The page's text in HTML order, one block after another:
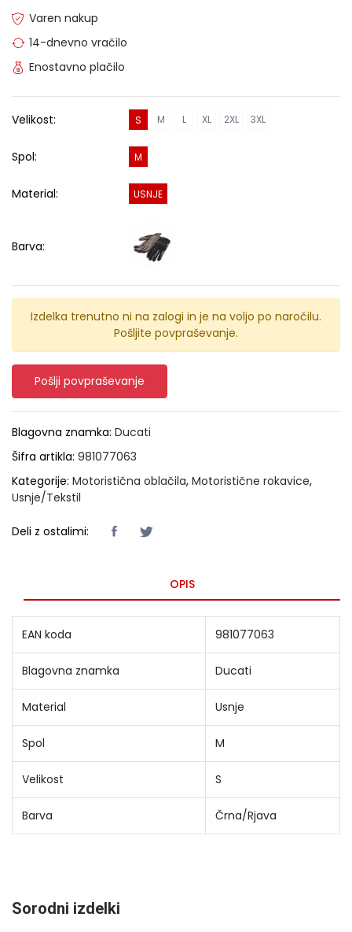
Varen nakup
14-dnevno vračilo
Enostavno plačilo
Velikost: S M L XL 2XL 3XL
Spol: M
Material: USNJE
Barva:
Izdelka trenutno ni na zalogi in je na voljo po naročilu.
Pošljite povpraševanje.
Pošlji povpraševanje
Blagovna znamka: Ducati
Šifra artikla: 981077063
Kategorije: Motoristična oblačila, Motoristične rokavice,
Usnje/Tekstil
Deli z ostalimi:
OPIS
EAN koda 981077063
Blagovna znamka Ducati
Material Usnje
Spol M
Velikost S
Barva Črna/Rjava
Sorodni izdelki